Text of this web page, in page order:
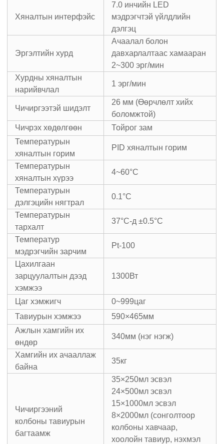
Хяналтын интерфэйс
7.0 инчийн LED
мэдрэгчтэй үйлдлийн
дэлгэц
Эргэлтийн хурд
Ачаалал болон
давхарлалтаас хамааран
2~300 эрг/мин
Хурдны хяналтын
нарийвчлал
1 эрг/мин
Чичиргээтэй шидэлт
26 мм (Өөрчлөлт хийх
боломжтой)
Чичрэх хөдөлгөөн
Тойрог зам
Температурын
хяналтын горим
PID хяналтын горим
Температурын
хяналтын хүрээ
4~60°C
Температурын
дэлгэцийн нягтрал
0.1°C
Температурын
тархалт
37°C-д ±0.5°C
Температур
мэдрэгчийн зарчим
Pt-100
Цахилгаан
зарцуулалтын дээд
хэмжээ
1300Вт
Цаг хэмжигч
0~999цаг
Тавиурын хэмжээ
590×465мм
Ажлын хамгийн их
өндөр
340мм (нэг нэгж)
Хамгийн их ачааллаж
байна
35кг
Чичиргээний
колбоны тавиурын
багтаамж
35×250мл эсвэл
24×500мл эсвэл
15×1000мл эсвэл
8×2000мл (сонголтоор
колбоны хавчаар,
хоолойн тавиур, нэхмэл